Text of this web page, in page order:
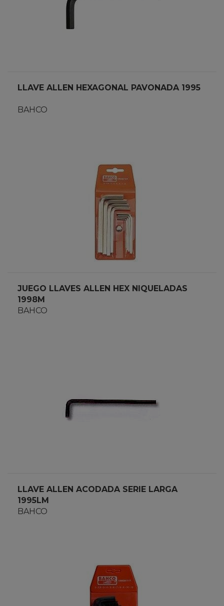
LLAVE ALLEN HEXAGONAL PAVONADA 1995
BAHCO
JUEGO LLAVES ALLEN HEX NIQUELADAS
1998M
BAHCO
LLAVE ALLEN ACODADA SERIE LARGA
1995LM
BAHCO